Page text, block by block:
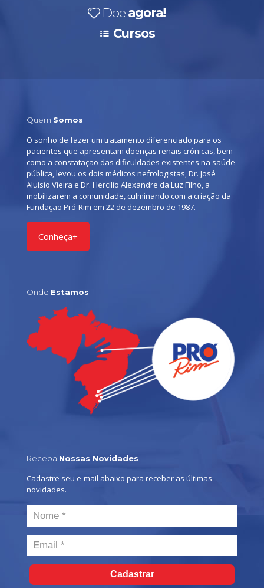
Doe agora!
Cursos
Quem Somos
O sonho de fazer um tratamento diferenciado para os
pacientes que apresentam doenças renais crônicas, bem
como a constatação das dificuldades existentes na saúde
pública, levou os dois médicos nefrologistas, Dr. José
Aluísio Vieira e Dr. Hercilio Alexandre da Luz Filho, a
mobilizarem a comunidade, culminando com a criação da
Fundação Pró-Rim em 22 de dezembro de 1987.
Conheça+
Onde Estamos
Receba Nossas Novidades
Cadastre seu e-mail abaixo para receber as últimas
novidades.
Cadastrar